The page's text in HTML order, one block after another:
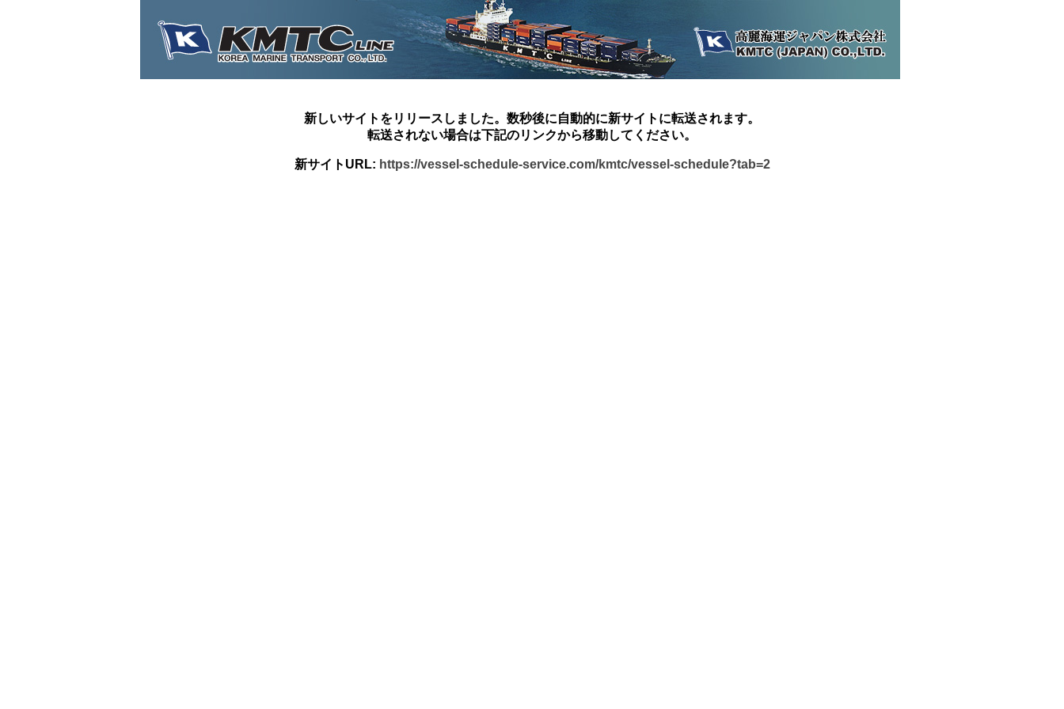
新しいサイトをリリースしました。数秒後に自動的に新サイトに転送されます。
転送されない場合は下記のリンクから移動してください。
新サイトURL: https://vessel-schedule-service.com/kmtc/vessel-schedule?tab=2